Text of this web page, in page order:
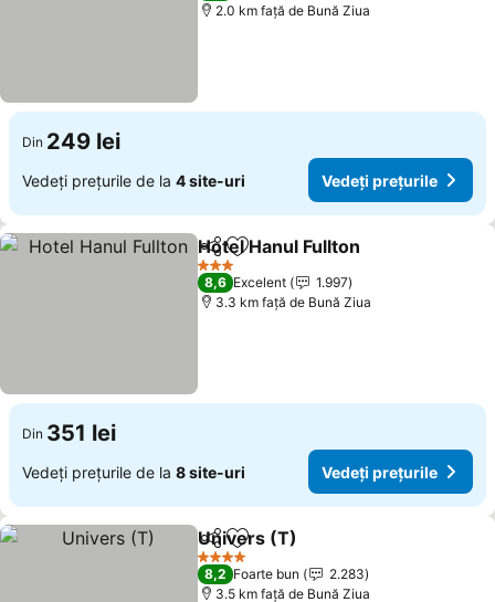
2.0 km faţă de Bună Ziua
Din 249 lei
Vedeți prețurile de la 4 site-uri Vedeți prețurile
DistribuițiAdăugaţi la favorite
Hotel Hanul Fullton
3 Stele
8,6 Excelent
1.997
3.3 km faţă de Bună Ziua
Din 351 lei
Vedeți prețurile de la 8 site-uri Vedeți prețurile
DistribuițiAdăugaţi la favorite
Univers (T)
4 Stele
8,2 Foarte bun
2.283
3.5 km faţă de Bună Ziua